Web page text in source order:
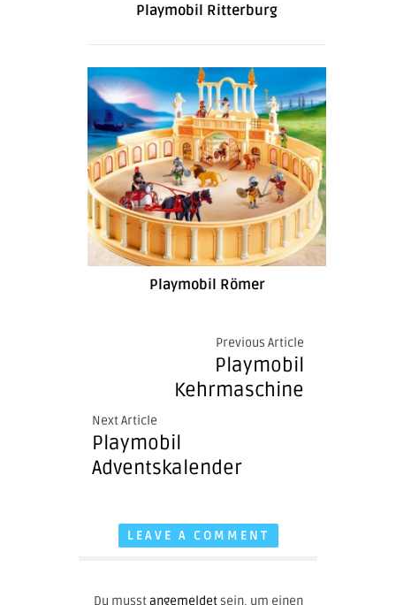
Playmobil Ritterburg
Playmobil Römer
Previous Article
Playmobil
Kehrmaschine
Next Article
Playmobil
Adventskalender
LEAVE A COMMENT
Du musstangemeldetsein, um einen